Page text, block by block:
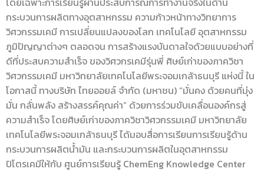
กระบวนการผลิตทางอุตสาหกรรม ความก้าวหน้าทางวิทยาการ
วิศวกรรมเคมี การเปลี่ยนแปลงของโลก เทคโนโลยี อุตสาหกรรม
ภูมิปัญญาต่างๆ ตลอดจน การสร้างแรงบันดาลใจด้วยแบบอย่างที่
ดีที่ประสบความสำเร็จ ของวิศวกรเคมีรุ่นพี่ ศิษย์เก่าของภาควิชา
วิศวกรรมเคมี มหาวิทยาลัยเทคโนโลยีพระจอมเกล้าธนบุรี แห่งนี้ ใน
โอกาสนี้ ทางบริษัท ไทยออยล์ จำกัด (มหาชน) “มั่นคง ด้วยคนที่มุ่ง
มั่น กลั่นพลัง สร้างสรรค์คุณค่า” ด้วยการร่วมขับเคลื่อนองค์กรสู่
ความสำเร็จ โดยศิษย์เก่าของภาควิชาวิศวกรรมเคมี มหาวิทยาลัย
เทคโนโลยีพระจอมเกล้าธนบุรี ได้มอบสื่อการเรียนการเรียนรู้ด้าน
กระบวนการผลิตน้ำมัน และกระบวนการผลิตในอุตสาหกรรม
ปิโตรเคมีให้กับ ศูนย์การเรียนรู้ ChemEng Knowledge Center